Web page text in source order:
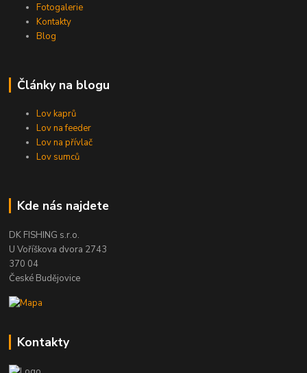
Fotogalerie
Kontakty
Blog
Články na blogu
Lov kaprů
Lov na feeder
Lov na přívlač
Lov sumců
Kde nás najdete
DK FISHING s.r.o.
U Voříškova dvora 2743
370 04
České Budějovice
Kontakty